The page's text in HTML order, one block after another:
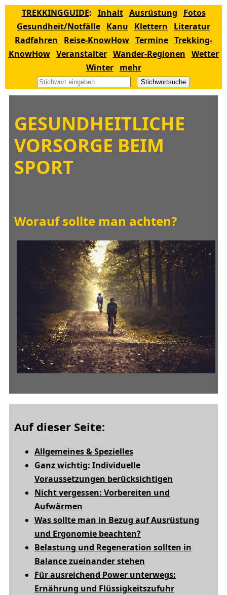
TREKKINGGUIDE: Inhalt Ausrüstung
Fotos
Gesundheit/Notfälle Kanu Klettern
Literatur
Radfahren
Reise-KnowHow Termine Trekking-
KnowHow Veranstalter Wander-Regionen Wetter
Winter
mehr
Stichwortsuche
GESUNDHEITLICHE
VORSORGE BEIM
SPORT
Worauf sollte man achten?
Auf dieser Seite:
Allgemeines & Spezielles
Ganz wichtig: Individuelle
Voraussetzungen berücksichtigen
Nicht vergessen: Vorbereiten und
Aufwärmen
Was sollte man in Bezug auf Ausrüstung
und Ergonomie beachten?
Belastung und Regeneration sollten in
Balance zueinander stehen
Für ausreichend Power unterwegs:
Ernährung und Flüssigkeitszufuhr